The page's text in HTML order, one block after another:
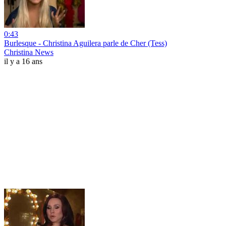
0:43
Burlesque - Christina Aguilera parle de Cher (Tess)
Christina News
il y a 16 ans